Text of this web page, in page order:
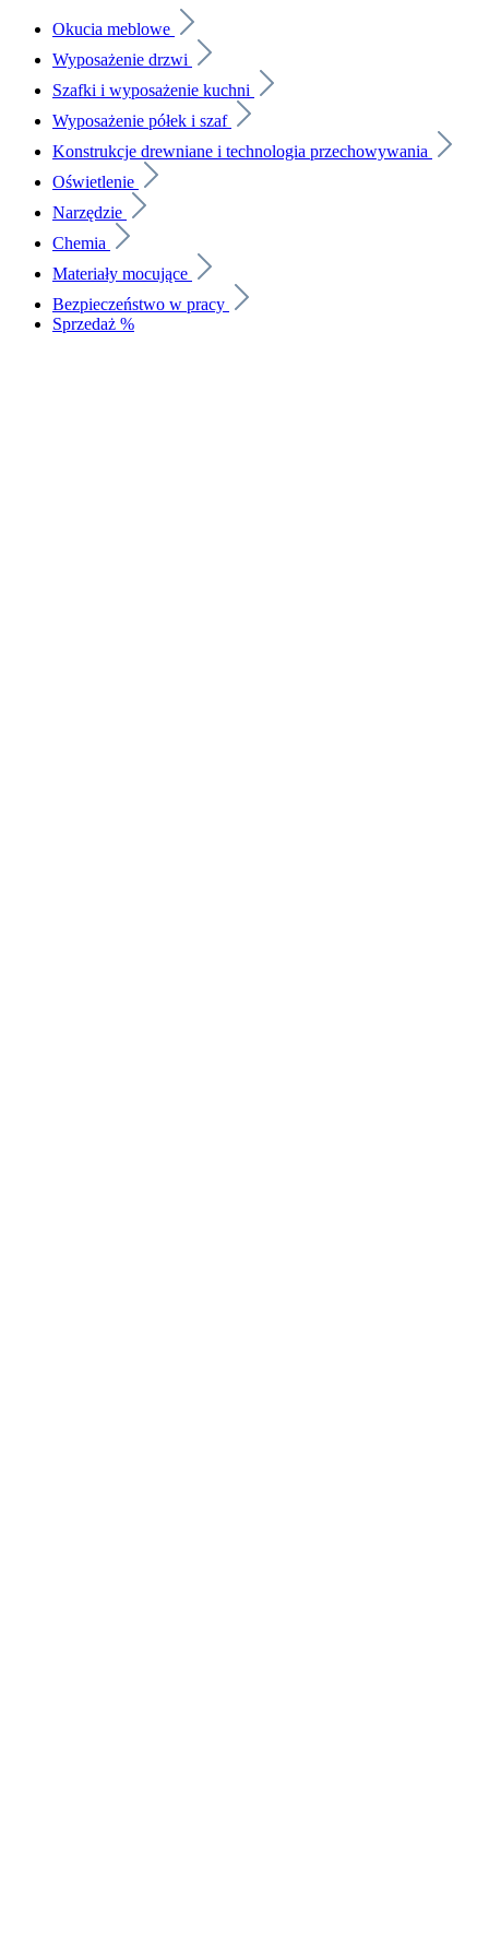
Okucia meblowe
Wyposażenie drzwi
Szafki i wyposażenie kuchni
Wyposażenie półek i szaf
Konstrukcje drewniane i technologia przechowywania
Oświetlenie
Narzędzie
Chemia
Materiały mocujące
Bezpieczeństwo w pracy
Sprzedaż %